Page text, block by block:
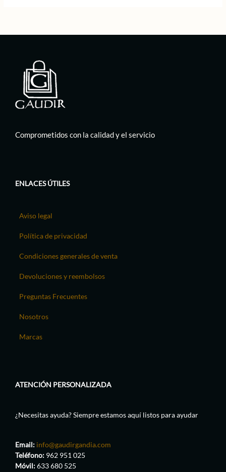
Comprometidos con la calidad y el servicio
ENLACES ÚTILES
Aviso legal
Política de privacidad
Condiciones generales de venta
Devoluciones y reembolsos
Preguntas Frecuentes
Nosotros
Marcas
ATENCIÓN PERSONALIZADA
¿Necesitas ayuda? Siempre estamos aquí listos para ayudar
Email: info@gaudirgandia.com
Teléfono: 962 951 025
Móvil:633 680 525